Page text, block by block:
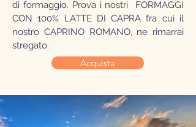
di formaggio. Prova i nostri FORMAGGI
CON 100% LATTE DI CAPRA fra cui il
nostro CAPRINO ROMANO, ne rimarrai
stregato.
Acquista